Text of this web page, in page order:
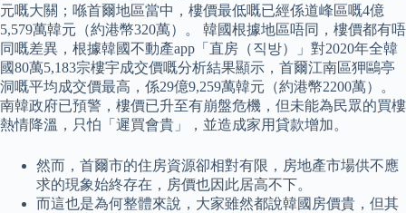
元嘅大關；喺首爾地區當中，樓價最低嘅已經係道峰區嘅4億
5,579萬韓元（約港幣320萬）。 韓國根據地區唔同，樓價都有唔
同嘅差異，根據韓國不動產app「直房（직방）」對2020年全韓
國80萬5,183宗樓宇成交價嘅分析結果顯示，首爾江南區狎鷗亭
洞嘅平均成交價最高，係29億9,259萬韓元（約港幣2200萬）。
南韓政府已預警，樓價已升至有崩盤危機，但未能為民眾的買樓
熱情降溫，只怕「遲買會貴」，並造成家用貸款增加。
然而，首爾市的住房資源卻相對有限，房地產市場供不應
求的現象始終存在，房價也因此居高不下。
而這也是為何整體來說，大家雖然都說韓國房價貴，但其